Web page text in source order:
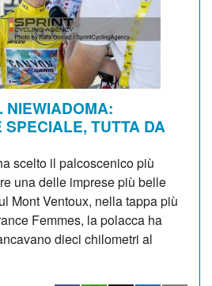
NIEWIADOMA:
SPECIALE, TUTTA DA
scelto il palcoscenico più
una delle imprese più belle
Mont Ventoux, nella tappa più
Femmes, la polacca ha
dieci chilometri al